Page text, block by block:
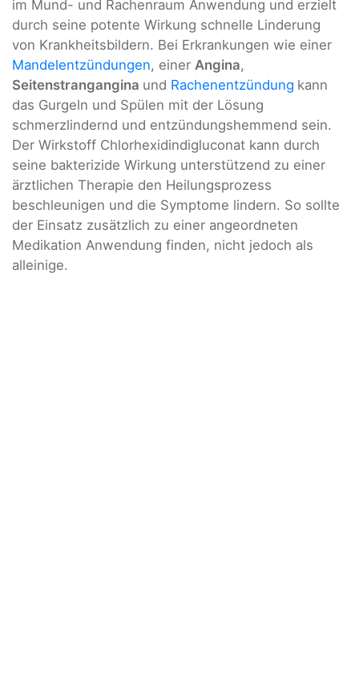
im Mund- und Rachenraum Anwendung und erzielt
durch seine potente Wirkung schnelle Linderung
von Krankheitsbildern. Bei Erkrankungen wie einer
Mandelentzündungen, einer Angina,
Seitenstrangangina und Rachenentzündung kann
das Gurgeln und Spülen mit der Lösung
schmerzlindernd und entzündungshemmend sein.
Der Wirkstoff Chlorhexidindigluconat kann durch
seine bakterizide Wirkung unterstützend zu einer
ärztlichen Therapie den Heilungsprozess
beschleunigen und die Symptome lindern. So sollte
der Einsatz zusätzlich zu einer angeordneten
Medikation Anwendung finden, nicht jedoch als
alleinige.